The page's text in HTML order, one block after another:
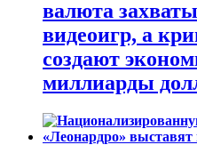
валюта
видеоигр, а
создают
миллиарды